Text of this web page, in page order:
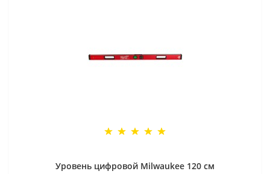
Уровень цифровой Milwaukee 120 см